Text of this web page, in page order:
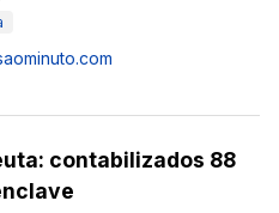
contabilizados 88